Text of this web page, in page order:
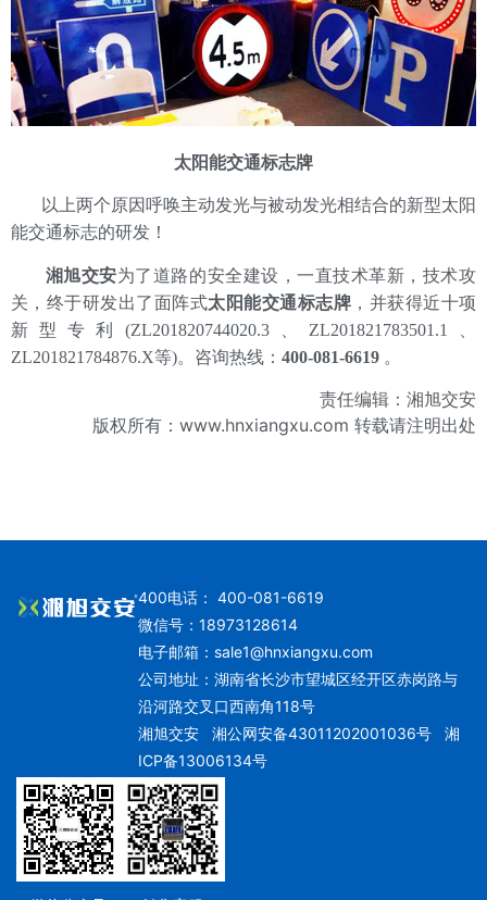
太阳能交通标志牌
以上两个原因呼唤主动发光与被动发光相结合的新型太阳
能交通标志的研发！
湘旭交安为了道路的安全建设，一直技术革新，技术攻
关，终于研发出了面阵式太阳能交通标志牌 ，并获得近十项
新型专利 (ZL201820744020.3、ZL201821783501.1、
ZL201821784876.X等)。咨询热线： 400-081-6619 。
责任编辑：湘旭交安
版权所有：www.hnxiangxu.com 转载请注明出处
400电话： 400-081-6619
微信号：18973128614
电子邮箱： sale1@hnxiangxu.com
公司地址：湖南省长沙市望城区经开区赤岗路与
沿河路交叉口西南角118号
湘旭交安湘公网安备43011202001036号
湘
ICP备13006134号